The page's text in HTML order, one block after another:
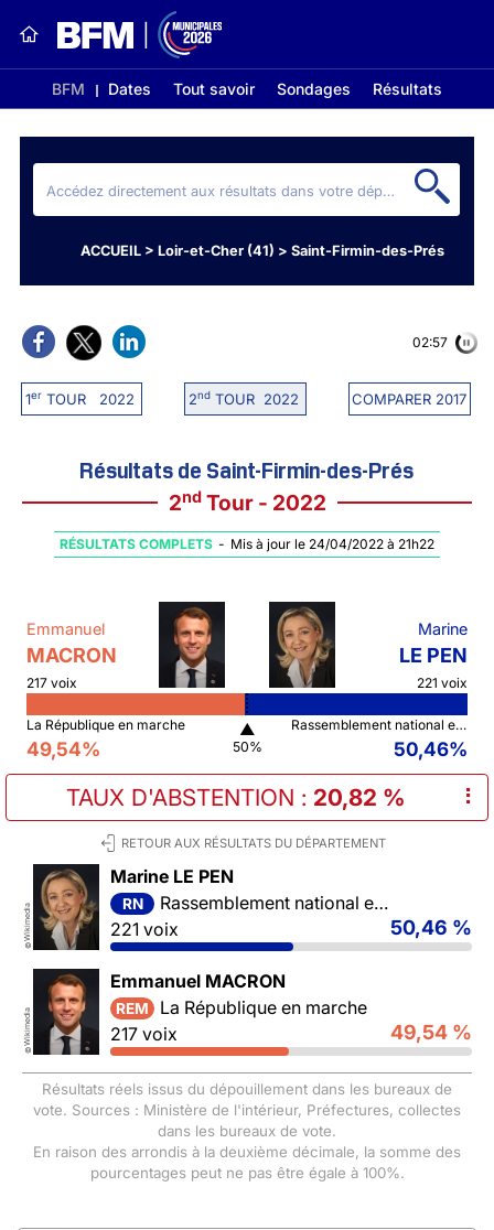
BFM Dates Tout savoir Sondages Résultats
ACCUEIL > Loir-et-Cher (41) > Saint-Firmin-des-Prés
1erTOUR 2022 2ndTOUR 2022 COMPARER 2017
02:56
Résultats de Saint-Firmin-des-Prés
2ndTour - 2022
RÉSULTATS COMPLETS - Mis à jour le 24/04/2022 à 21h22
Emmanuel
MACRON
217 voix
Marine
LE PEN
221 voix
La République en marche
49,54%
▲
50%
Rassemblement national et ses alliés
50,46%
TAUX D'ABSTENTION : 20,82 % ⠇
RETOUR AUX RÉSULTATS DU DÉPARTEMENT
©
Wikimedia
Marine LE PEN
RN
Rassemblement national et ses alliés
221 voix
50,46 %
©
Wikimedia
Emmanuel MACRON
REM
La République en marche
217 voix
49,54 %
Résultats réels issus du dépouillement dans les bureaux de
vote. Sources : Ministère de l'intérieur, Préfectures, collectes
dans les bureaux de vote.
En raison des arrondis à la deuxième décimale, la somme des
pourcentages peut ne pas être égale à 100%.